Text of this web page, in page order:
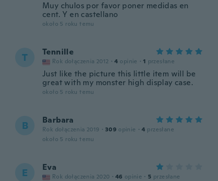
Muy chulos por favor poner medidas en
cent. Y en castellano
około 5 roku temu
T Tennille
Rok dołączenia 2012 · 4 opinie · 1 przesłane
Just like the picture this little item will be
great with my monster high display case.
około 5 roku temu
B Barbara
Rok dołączenia 2019 · 309 opinie · 4 przesłane
około 5 roku temu
E Eva
Rok dołączenia 2020 · 46 opinie · 5 przesłane